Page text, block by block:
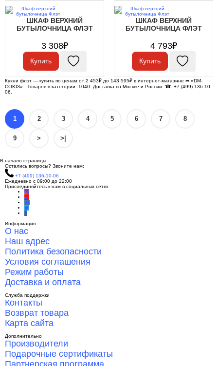
ШКАФ ВЕРХНИЙ
БУТЫЛОЧНИЦА ФЛЭТ
3 308₽
Купить
ШКАФ ВЕРХНИЙ
БУТЫЛОЧНИЦА ФЛЭТ
4 793₽
Купить
Кухни флэт — купить по ценам от 2 453₽ до 143 595₽ в интернет-магазине ➦ «DM-
СОЮЗ». Товаров в категории: 1040. Доставка по Москве и России. ☎: +7 (499) 136-10-
06.
1 2 3 4 5 6 7 8
9 > >|
В начало страницы
Остались вопросы? Звоните нам:
+7 (499) 136-10-06
Ежедневно с 09:00 до 22:00
Присоединяйтесь к нам в социальных сетях
Информация
О нас
Наш адрес
Политика безопасности
Условия соглашения
Режим работы
Доставка и оплата
Служба поддержки
Контакты
Возврат товара
Карта сайта
Дополнительно
Производители
Подарочные сертификаты
Партнерская программа